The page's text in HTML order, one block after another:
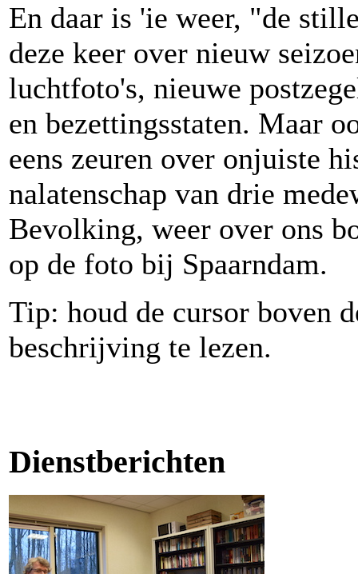
En daar is 'ie weer, "de
deze keer over nieuw
luchtfoto's, nieuwe
en bezettingsstaten. Maar
eens zeuren over onjuiste
nalatenschap van drie
Bevolking, weer over ons
op de foto bij Spaarndam.
Tip: houd de cursor boven
beschrijving te lezen.
Dienstberichten